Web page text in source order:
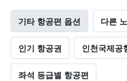
기타 항공편 옵션 다른
인기 항공권 인천국제공
좌석 등급별 항공편